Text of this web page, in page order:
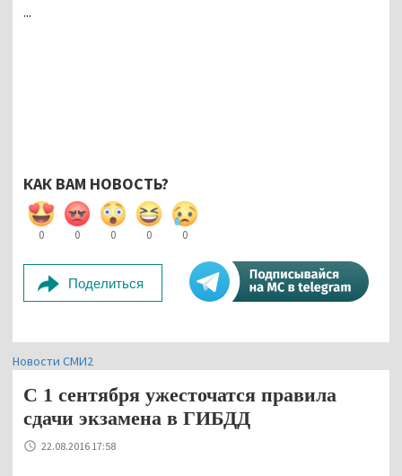
...
КАК ВАМ НОВОСТЬ?
0 0 0 0 0
Поделиться
Новости СМИ2
С 1 сентября ужесточатся правила
сдачи экзамена в ГИБДД
22.08.2016 17:58